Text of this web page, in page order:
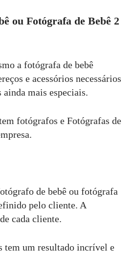
ou Fotógrafa de Bebê 2
a fotógrafa de bebê
e acessórios necessários
mais especiais.
fotógrafos e Fotógrafas de
de bebê ou fotógrafa
pelo cliente. A
cada cliente.
tem um resultado incrível e